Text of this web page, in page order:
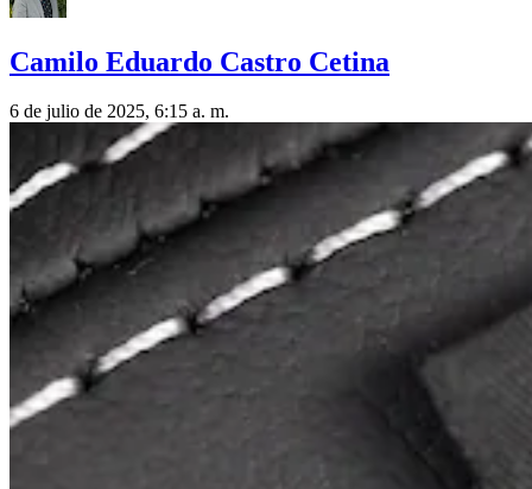
Camilo Eduardo Castro Cetina
6 de julio de 2025, 6:15 a. m.